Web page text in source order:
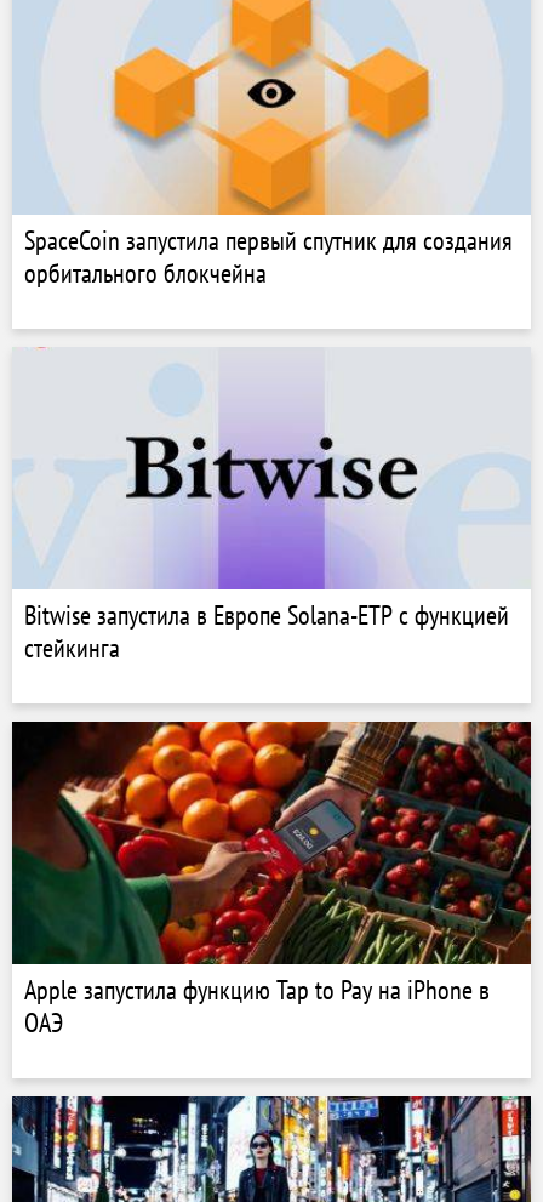
SpaceCoin запустила первый спутник для создания
орбитального блокчейна
Bitwise запустила в Европе Solana-ETP с функцией
стейкинга
Apple запустила функцию Tap to Pay на iPhone в
ОАЭ